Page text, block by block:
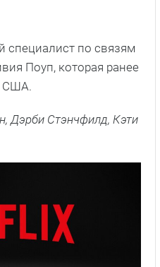
специалист по связям
Поуп, которая ранее
США.
Дэрби Стэнчфилд, Кэти